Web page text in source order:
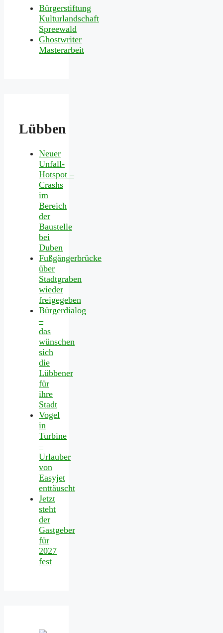
Bürgerstiftung
Kulturlandschaft
Spreewald
Ghostwriter
Masterarbeit
Lübben
Neuer
Unfall-
Hotspot –
Crashs
im
Bereich
der
Baustelle
bei
Duben
Fußgängerbrücke
über
Stadtgraben
wieder
freigegeben
Bürgerdialog
–
das
wünschen
sich
die
Lübbener
für
ihre
Stadt
Vogel
in
Turbine
–
Urlauber
von
Easyjet
enttäuscht
Jetzt
steht
der
Gastgeber
für
2027
fest